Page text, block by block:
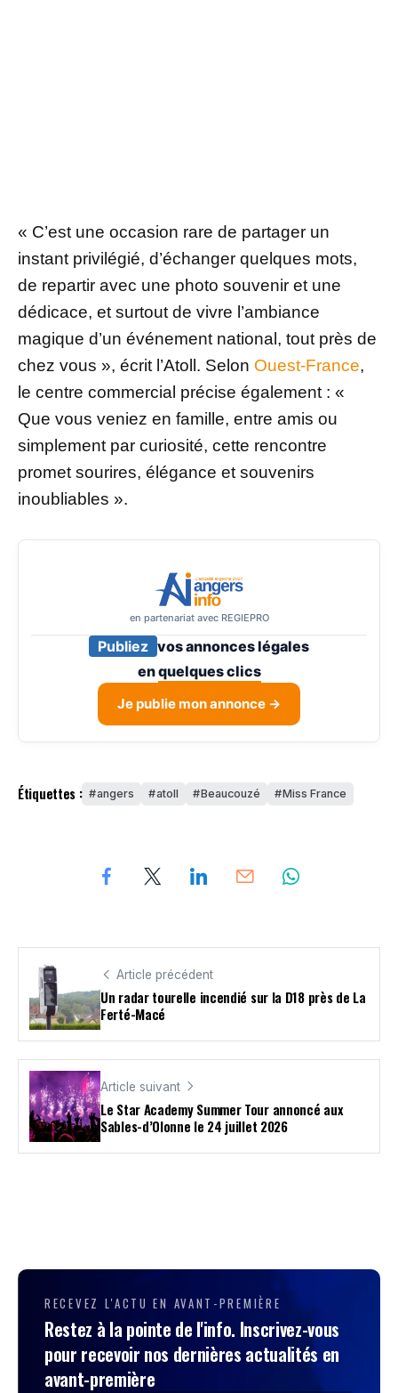
« C’est une occasion rare de partager un
instant privilégié, d’échanger quelques mots,
de repartir avec une photo souvenir et une
dédicace, et surtout de vivre l’ambiance
magique d’un événement national, tout près de
chez vous », écrit l’Atoll. Selon Ouest-France,
le centre commercial précise également : «
Que vous veniez en famille, entre amis ou
simplement par curiosité, cette rencontre
promet sourires, élégance et souvenirs
inoubliables ».
en partenariat avec REGIEPRO
Publiez vos annonces légales
enquelques clics
Je publie mon annonce →
Étiquettes : angers atoll Beaucouzé Miss France
Article précédent
Un radar tourelle incendié sur la D18 près de La
Ferté-Macé
Article suivant
Le Star Academy Summer Tour annoncé aux
Sables-d’Olonne le 24 juillet 2026
RECEVEZ L'ACTU EN AVANT-PREMIÈRE
Restez à la pointe de l'info. Inscrivez-vous
pour recevoir nos dernières actualités en
avant-première